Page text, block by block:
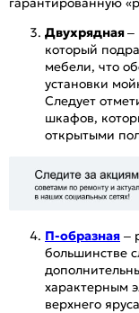
Двухрядная–
который
мебели, что
установки
Следует
шкафов,
открытыми
П-образная –
большинстве
характерным
верхнего